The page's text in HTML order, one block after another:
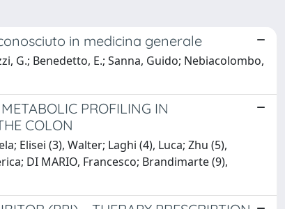
in medicina generale
G.; Benedetto, E.; Sanna, Guido; Nebiacolombo,
PROFILING IN
COLON
Elisei (3), Walter; Laghi (4), Luca; Zhu (5),
DI MARIO, Francesco; Brandimarte (9),